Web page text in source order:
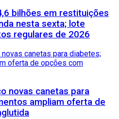
bilhões em restituições
nesta sexta; lote
regulares de 2026
novas canetas para
ampliam oferta de